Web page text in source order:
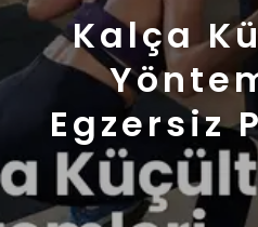
Kalça
Egzersiz